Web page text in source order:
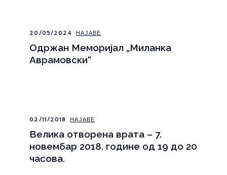
20/05/2024 НАЈАВЕ
Одржан Меморијал „Миланка
Аврамовски“
02/11/2018 НАЈАВЕ
Велика отворена врата – 7.
новембар 2018. године од 19 до 20
часова.